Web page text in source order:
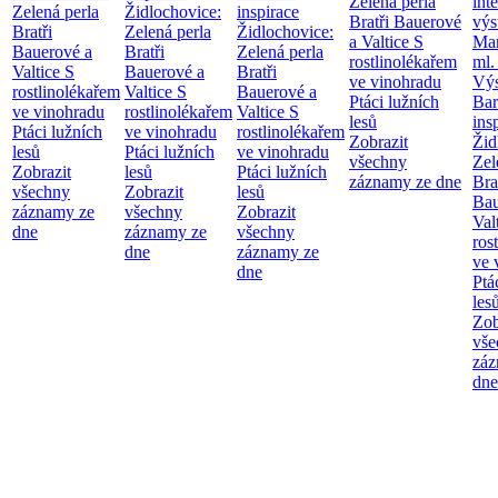
Zelená perla
Bratři
Bauerové a
Valtice S
rostlinolékařem
ve vinohradu
Ptáci lužních
lesů
Zobrazit
všechny
záznamy ze
dne
Židlochovice:
Zelená perla
Bratři
Bauerové a
Valtice S
rostlinolékařem
ve vinohradu
Ptáci lužních
lesů
Zobrazit
všechny
záznamy ze
dne
inspirace
Židlochovice:
Zelená perla
Bratři
Bauerové a
Valtice S
rostlinolékařem
ve vinohradu
Ptáci lužních
lesů
Zobrazit
všechny
záznamy ze
dne
Bratři Bauerové
a Valtice S
rostlinolékařem
ve vinohradu
Ptáci lužních
lesů
Zobrazit
všechny
záznamy ze dne
ml.
ve
dne